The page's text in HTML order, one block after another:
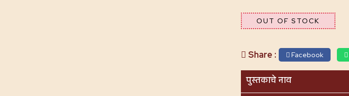
OUT OF STOCK
Share : Facebook
पुस्तकाचे नाव